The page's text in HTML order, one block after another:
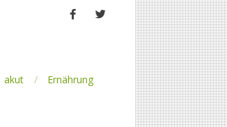
akut Ernährung